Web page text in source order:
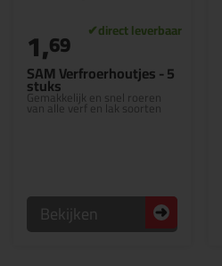
SAM Verfroerhoutjes - 5
stuks
Gemakkelijk en snel roeren
van alle verf en lak soorten
1,69
Bekijken